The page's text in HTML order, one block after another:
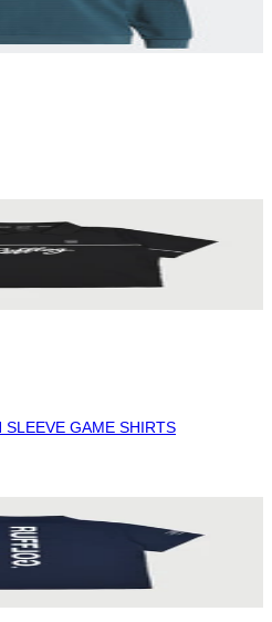
GAME SHIRTS